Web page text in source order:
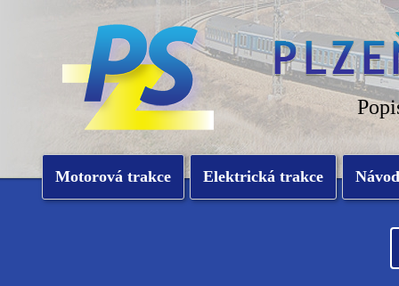
Motorová trakce Elektrická trakce